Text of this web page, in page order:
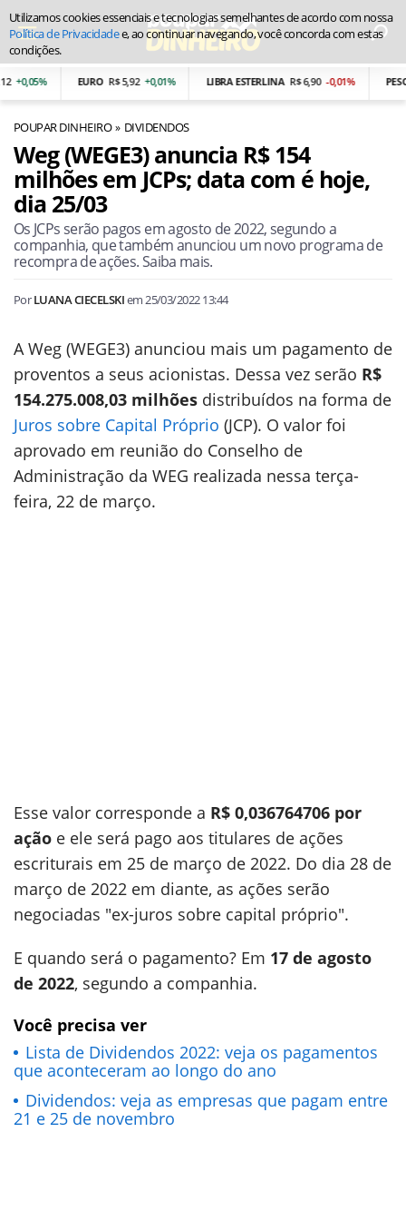
+0,05% EURO R$ 5,92 +0,01% LIBRA ESTERLINA R$ 6,90 -0,01%
POUPAR DINHEIRO DIVIDENDOS
Weg (WEGE3) anuncia R$ 154
milhões em JCPs; data com é hoje,
dia 25/03
Os JCPs serão pagos em agosto de 2022, segundo a
companhia, que também anunciou um novo programa de
recompra de ações. Saiba mais.
PorLUANA CIECELSKIem25/03/2022 13:44
A Weg (WEGE3) anunciou mais um pagamento de
proventos a seus acionistas. Dessa vez serão R$
154.275.008,03 milhões distribuídos na forma de
Juros sobre Capital Próprio (JCP). O valor foi
aprovado em reunião do Conselho de
Administração da WEG realizada nessa terça-
feira, 22 de março.
Esse valor corresponde a R$ 0,036764706 por
ação e ele será pago aos titulares de ações
escriturais em 25 de março de 2022. Do dia 28 de
março de 2022 em diante, as ações serão
negociadas "ex-juros sobre capital próprio".
E quando será o pagamento? Em 17 de agosto
de 2022, segundo a companhia.
Você precisa ver
Lista de Dividendos 2022: veja os pagamentos
que aconteceram ao longo do ano
Dividendos: veja as empresas que pagam entre
21 e 25 de novembro
Utilizamos cookies essenciais e tecnologias semelhantes de acordo com nossa
Política de Privacidadee, ao continuar navegando, você concorda com estas
condições.